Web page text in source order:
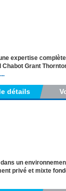
expertise
Grant
détails
un
privé et mixte